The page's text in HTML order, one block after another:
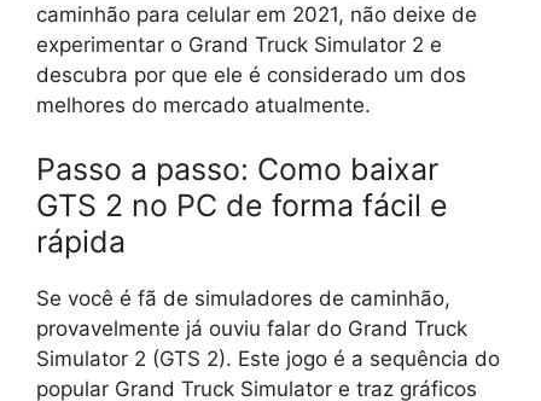
caminhão para celular em 2021, não deixe de
experimentar o Grand Truck Simulator 2 e
descubra por que ele é considerado um dos
melhores do mercado atualmente.
Passo a passo: Como baixar
GTS 2 no PC de forma fácil e
rápida
Se você é fã de simuladores de caminhão,
provavelmente já ouviu falar do Grand Truck
Simulator 2 (GTS 2). Este jogo é a sequência do
popular Grand Truck Simulator e traz gráficos